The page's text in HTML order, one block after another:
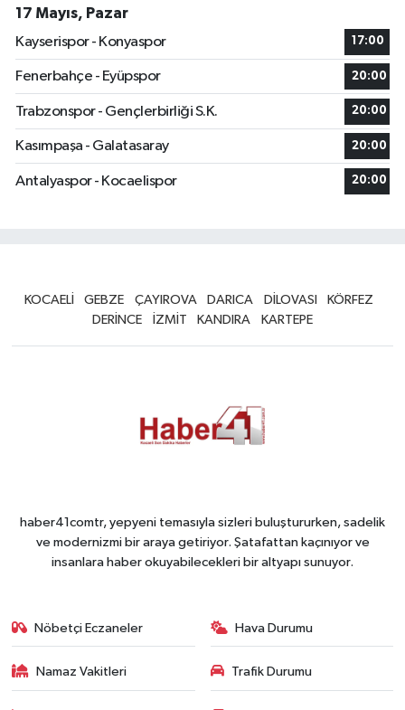
17 Mayıs, Pazar
Kayserispor - Konyaspor
17:00
Fenerbahçe - Eyüpspor 20:00
Trabzonspor - Gençlerbirliği S.K. 20:00
Kasımpaşa - Galatasaray 20:00
Antalyaspor - Kocaelispor 20:00
KOCAELİ GEBZE ÇAYIROVA DARICA DİLOVASI
KÖRFEZ
DERİNCE
İZMİT KANDIRA KARTEPE
haber41comtr, yepyeni temasıyla sizleri buluştururken, sadelik
ve modernizmi bir araya getiriyor. Şatafattan kaçınıyor ve
insanlara haber okuyabilecekleri bir altyapı sunuyor.
Nöbetçi Eczaneler Hava Durumu
Namaz Vakitleri Trafik Durumu